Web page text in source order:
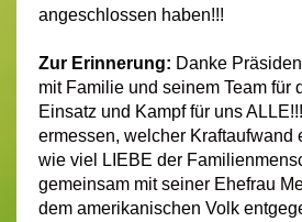
angeschlossen haben!!!
Zur Erinnerung: Danke
mit Familie und seinem Team für
Einsatz und Kampf für uns
ermessen, welcher Kraftaufwand
wie viel LIEBE der
gemeinsam mit seiner Ehefrau
dem amerikanischen Volk